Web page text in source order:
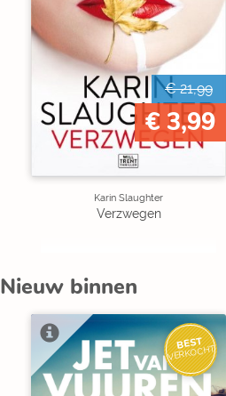
€ 21,99
€ 3,99
Karin Slaughter
Verzwegen
Nieuw binnen
BEST
VERKOCHT